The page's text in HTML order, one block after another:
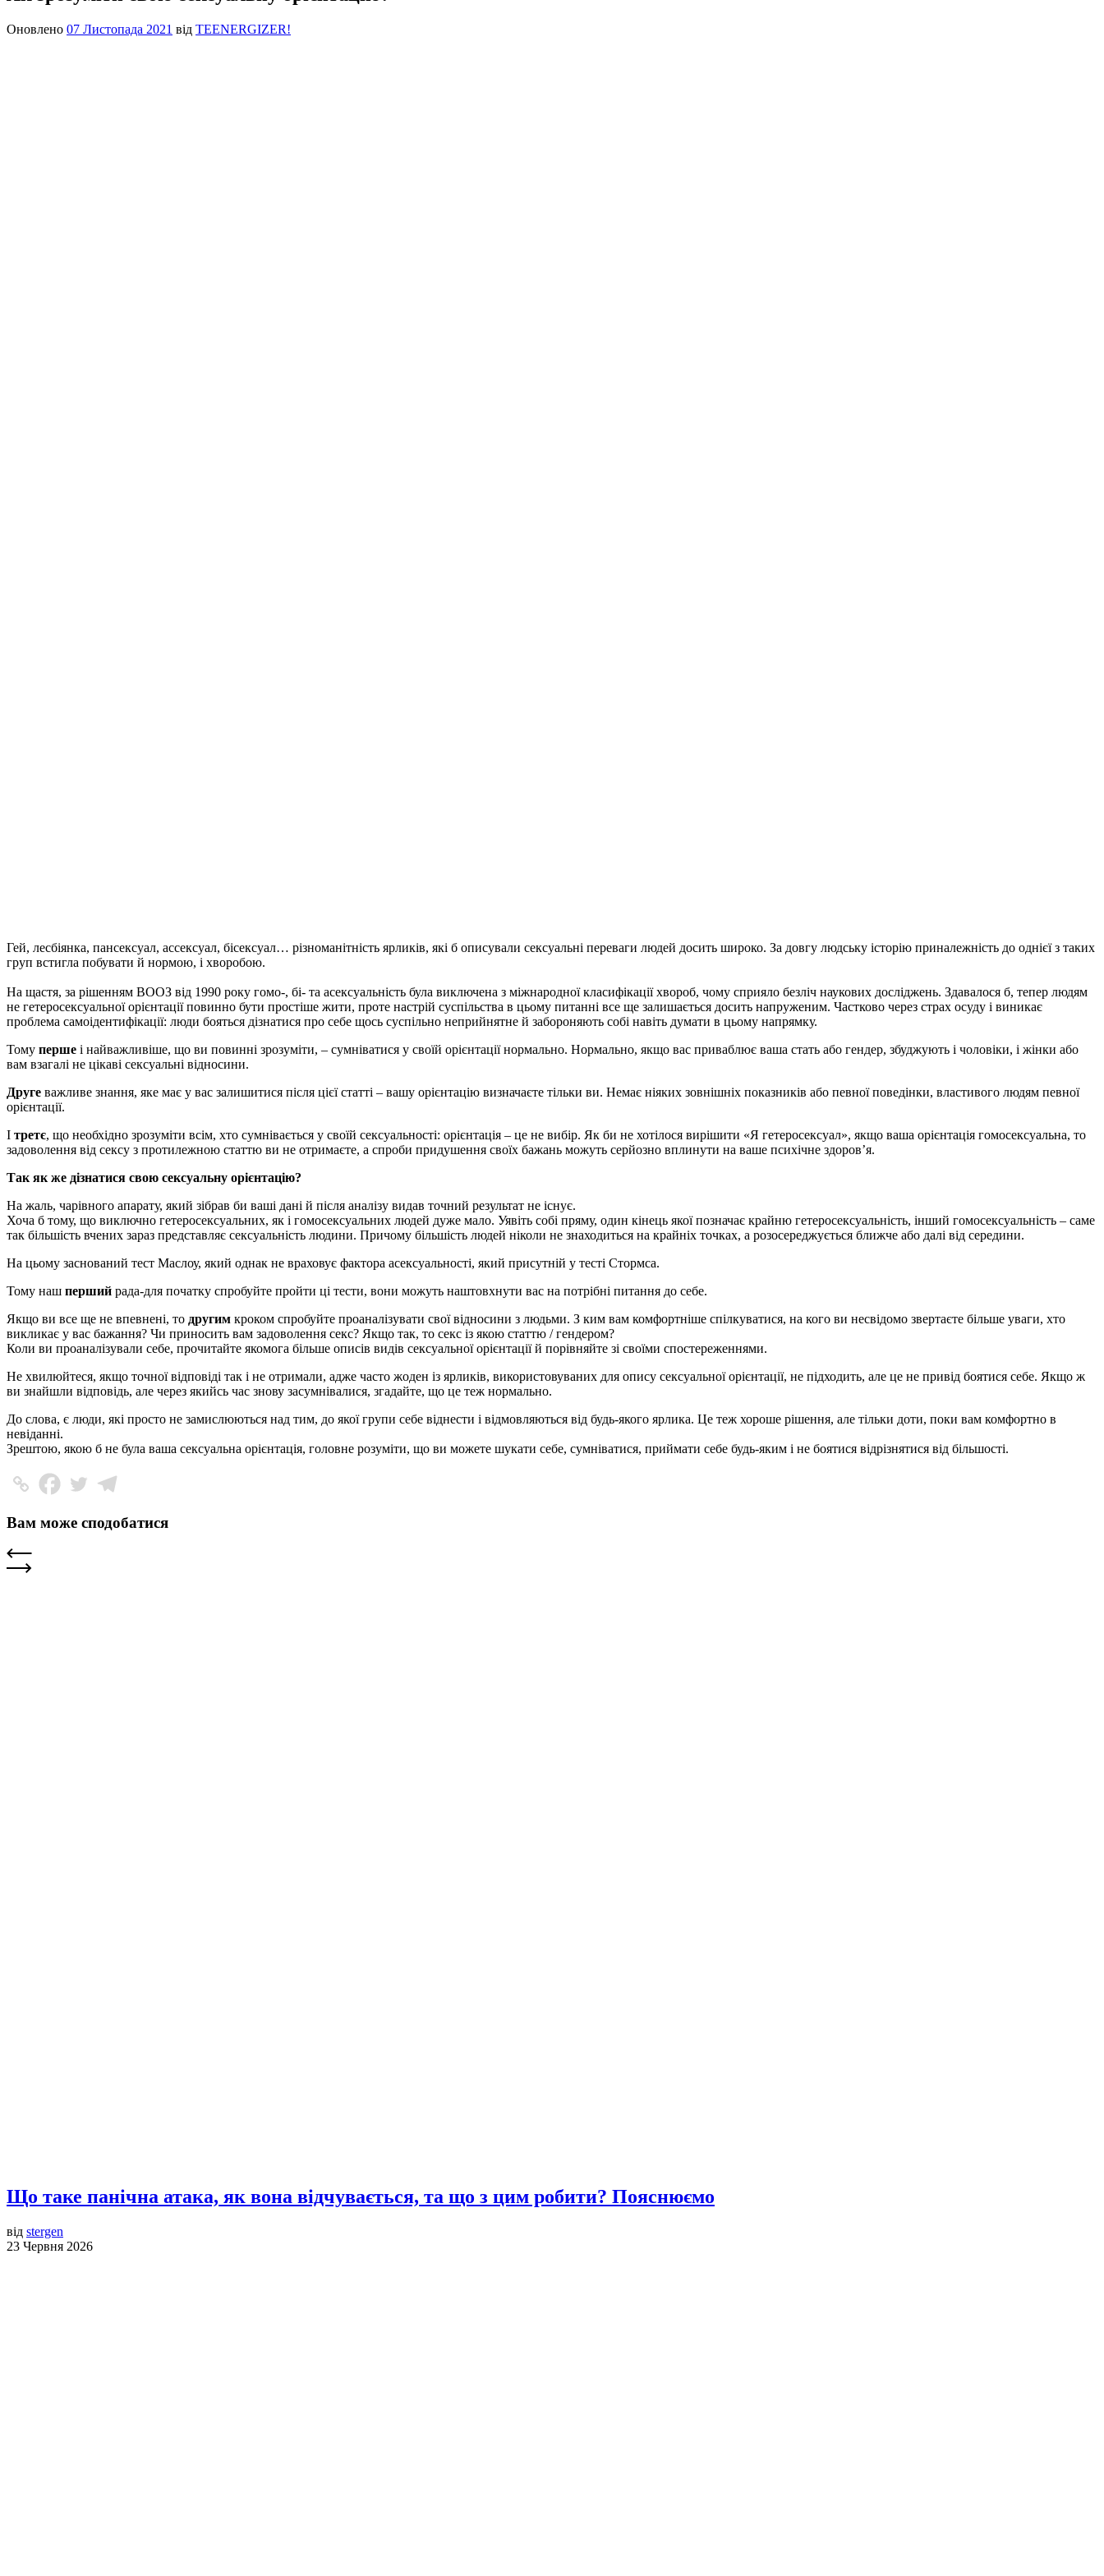
Оновлено 07 Листопада 2021 від TEENERGIZER!
Гей, лесбіянка, пансексуал, ассексуал, бісексуал… різноманітність ярликів, які б описували сексуальні переваги людей досить широко. За довгу людську історію приналежність до однієї з таких
груп встигла побувати й нормою, і хворобою.
На щастя, за рішенням ВООЗ від 1990 року гомо-, бі- та асексуальність була виключена з міжнародної класифікації хвороб, чому сприяло безліч наукових досліджень. Здавалося б, тепер людям
не гетеросексуальної орієнтації повинно бути простіше жити, проте настрій суспільства в цьому питанні все ще залишається досить напруженим. Частково через страх осуду і виникає
проблема самоідентифікації: люди бояться дізнатися про себе щось суспільно неприйнятне й забороняють собі навіть думати в цьому напрямку.
Тому перше і найважливіше, що ви повинні зрозуміти, – сумніватися у своїй орієнтації нормально. Нормально, якщо вас приваблює ваша стать або гендер, збуджують і чоловіки, і жінки або
вам взагалі не цікаві сексуальні відносини.
Друге важливе знання, яке має у вас залишитися після цієї статті – вашу орієнтацію визначаєте тільки ви. Немає ніяких зовнішніх показників або певної поведінки, властивого людям певної
орієнтації.
І третє, що необхідно зрозуміти всім, хто сумнівається у своїй сексуальності: орієнтація – це не вибір. Як би не хотілося вирішити «Я гетеросексуал», якщо ваша орієнтація гомосексуальна, то
задоволення від сексу з протилежною статтю ви не отримаєте, а спроби придушення своїх бажань можуть серйозно вплинути на ваше психічне здоров’я.
Так як же дізнатися свою сексуальну орієнтацію?
На жаль, чарівного апарату, який зібрав би ваші дані й після аналізу видав точний результат не існує.
Хоча б тому, що виключно гетеросексуальних, як і гомосексуальних людей дуже мало. Уявіть собі пряму, один кінець якої позначає крайню гетеросексуальність, інший гомосексуальність – саме
так більшість вчених зараз представляє сексуальність людини. Причому більшість людей ніколи не знаходиться на крайніх точках, а розосереджується ближче або далі від середини.
На цьому заснований тест Маслоу, який однак не враховує фактора асексуальності, який присутній у тесті Стормса.
Тому наш перший рада-для початку спробуйте пройти ці тести, вони можуть наштовхнути вас на потрібні питання до себе.
Якщо ви все ще не впевнені, то другим кроком спробуйте проаналізувати свої відносини з людьми. З ким вам комфортніше спілкуватися, на кого ви несвідомо звертаєте більше уваги, хто
викликає у вас бажання? Чи приносить вам задоволення секс? Якщо так, то секс із якою статтю / гендером?
Коли ви проаналізували себе, прочитайте якомога більше описів видів сексуальної орієнтації й порівняйте зі своїми спостереженнями.
Не хвилюйтеся, якщо точної відповіді так і не отримали, адже часто жоден із ярликів, використовуваних для опису сексуальної орієнтації, не підходить, але це не привід боятися себе. Якщо ж
ви знайшли відповідь, але через якийсь час знову засумнівалися, згадайте, що це теж нормально.
До слова, є люди, які просто не замислюються над тим, до якої групи себе віднести і відмовляються від будь-якого ярлика. Це теж хороше рішення, але тільки доти, поки вам комфортно в
невіданні.
Зрештою, якою б не була ваша сексуальна орієнтація, головне розуміти, що ви можете шукати себе, сумніватися, приймати себе будь-яким і не боятися відрізнятися від більшості.
Вам може сподобатися
Що таке панічна атака, як вона відчувається, та що з цим робити? Пояснюємо
від stergen
23 Червня 2026